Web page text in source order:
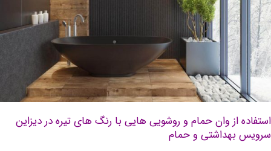
از وان حمام و روشویی هایی با رنگ های تیره در دیزاین
بهداشتی و حمام